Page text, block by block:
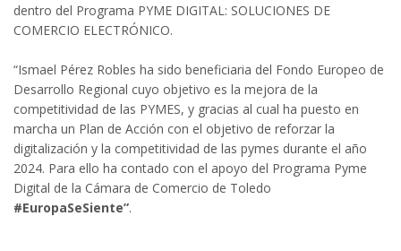
dentro del Programa PYME DIGITAL: SOLUCIONES DE
COMERCIO ELECTRÓNICO.
“Ismael Pérez Robles ha sido beneficiaria del Fondo Europeo de
Desarrollo Regional cuyo objetivo es la mejora de la
competitividad de las PYMES, y gracias al cual ha puesto en
marcha un Plan de Acción con el objetivo de reforzar la
digitalización y la competitividad de las pymes durante el año
2024. Para ello ha contado con el apoyo del Programa Pyme
Digital de la Cámara de Comercio de Toledo
#EuropaSeSiente”.